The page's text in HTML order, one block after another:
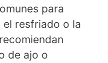
para
resfriado o la
de ajo o